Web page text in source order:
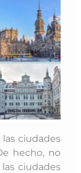
ciudades
hecho, no
ciudades